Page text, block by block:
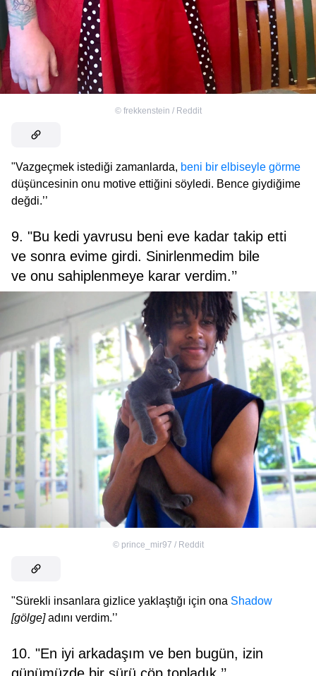
© frekkenstein / Reddit
"Vazgeçmek istediği zamanlarda, beni bir elbiseyle görme
düşüncesinin onu motive ettiğini söyledi. Bence giydiğime
değdi.’’
9. "Bu kedi yavrusu beni eve kadar takip etti
ve sonra evime girdi. Sinirlenmedim bile
ve onu sahiplenmeye karar verdim.’’
© prince_mir97 / Reddit
"Sürekli insanlara gizlice yaklaştığı için ona Shadow
[gölge]adını verdim.’’
10. "En iyi arkadaşım ve ben bugün, izin